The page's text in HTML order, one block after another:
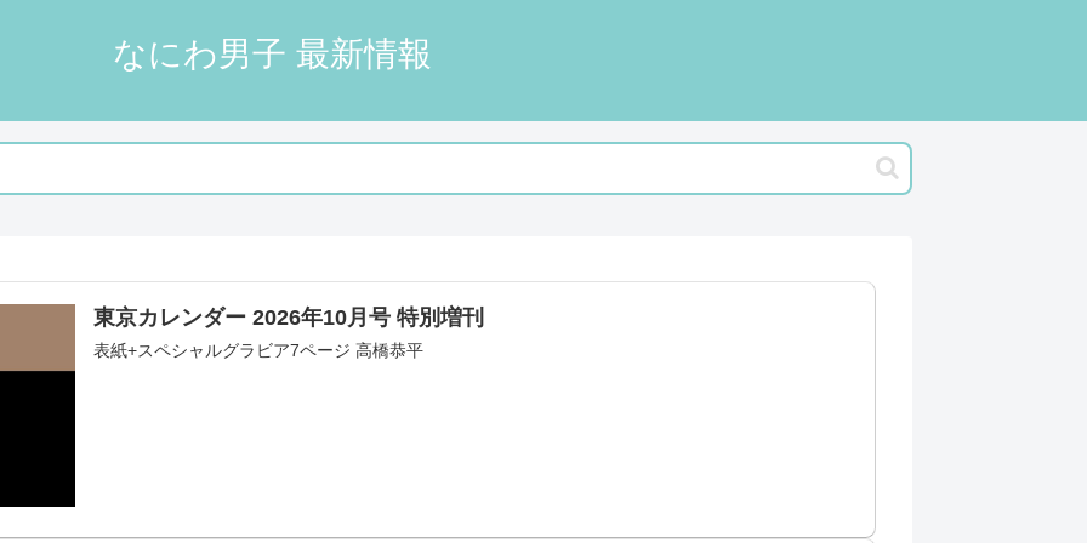
なにわ男子 最新情報
東京カレンダー 2026年10月号 特別増刊
表紙+スペシャルグラビア7ページ 高橋恭平